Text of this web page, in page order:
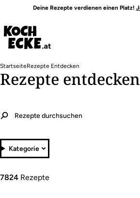
Inhalt
Deine Rezepte verdienen einen Platz!
Pfadnavigation
StartseiteRezepte Entdecken
Rezepte entdecken
Kategorie
7824 Rezepte